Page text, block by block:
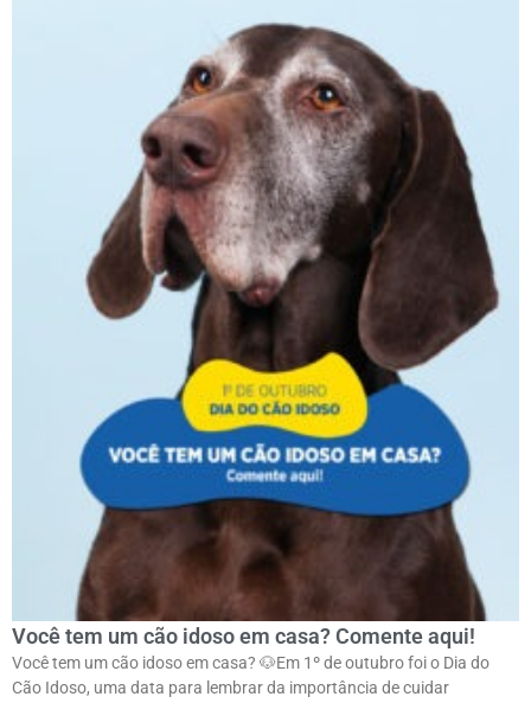
Você tem um cão idoso em casa? Comente aqui!
Você tem um cão idoso em casa? 🐶ㅤEm 1º de outubro foi o Dia do
Cão Idoso, uma data para lembrar da importância de cuidar